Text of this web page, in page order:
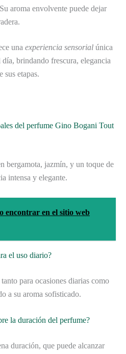
aroma envolvente puede dejar
una experiencia sensorial única
brindando frescura, elegancia
sus etapas.
del perfume Gino Bogani Tout
bergamota, jazmín, y un toque de
intensa y elegante.
encontrar en el sitio web
el uso diario?
para ocasiones diarias como
a su aroma sofisticado.
la duración del perfume?
duración, que puede alcanzar